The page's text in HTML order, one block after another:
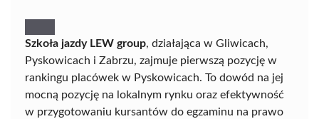
Szkoła jazdy LEW group, działająca w Gliwicach,
Pyskowicach i Zabrzu, zajmuje pierwszą pozycję w
rankingu placówek w Pyskowicach. To dowód na jej
mocną pozycję na lokalnym rynku oraz efektywność
w przygotowaniu kursantów do egzaminu na prawo